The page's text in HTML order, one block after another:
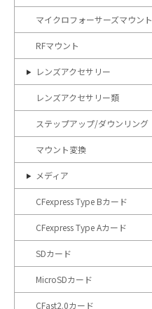
マイクロフォーサーズマウント
RFマウント
レンズアクセサリー
レンズアクセサリー類
ステップアップ/ダウンリング
マウント変換
メディア
CFexpress Type Bカード
CFexpress Type Aカード
SDカード
MicroSDカード
CFast2.0カード